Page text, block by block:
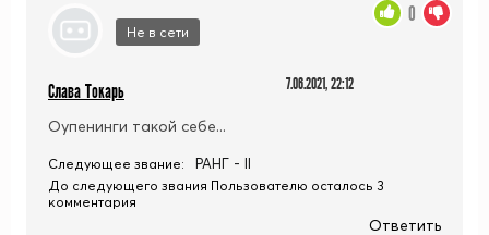
Не в сети
Слава Токарь 7.06.2021, 22:12
Оупенинги такой себе...
0
Следующее звание: РАНГ - II
До следующего звания Пользователю осталось 3
комментария
Ответить